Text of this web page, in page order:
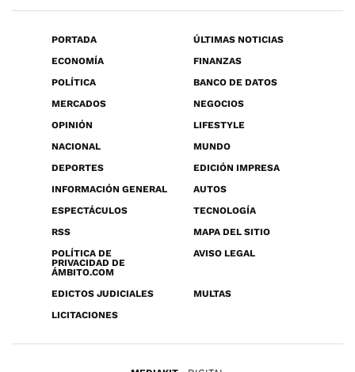
PORTADA
ÚLTIMAS NOTICIAS
ECONOMÍA
FINANZAS
POLÍTICA
BANCO DE DATOS
MERCADOS
NEGOCIOS
OPINIÓN
LIFESTYLE
NACIONAL
MUNDO
DEPORTES
EDICIÓN IMPRESA
INFORMACIÓN GENERAL
AUTOS
ESPECTÁCULOS
TECNOLOGÍA
RSS
MAPA DEL SITIO
POLÍTICA DE
PRIVACIDAD DE
ÁMBITO.COM
AVISO LEGAL
EDICTOS JUDICIALES
MULTAS
LICITACIONES